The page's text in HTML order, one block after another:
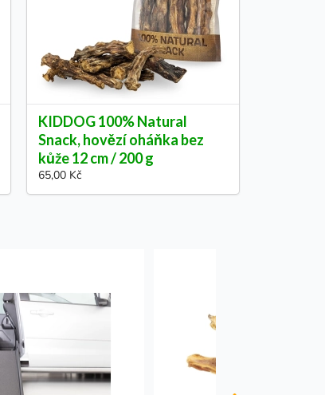
KIDDOG 100% Natural
Snack, hovězí oháňka bez
kůže 12 cm / 200 g
65,00 Kč